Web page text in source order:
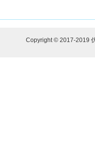
Copyright © 2017-2019